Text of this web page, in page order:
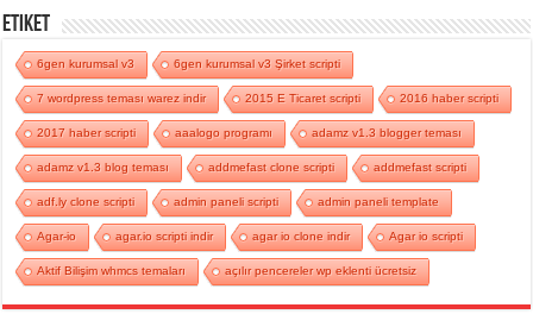
Etiket
6gen kurumsal v3 6gen kurumsal v3 Şirket scripti
7 wordpress teması warez indir 2015 E Ticaret scripti 2016 haber scripti
2017 haber scripti aaalogo programı adamz v1.3 blogger teması
adamz v1.3 blog teması addmefast clone scripti addmefast scripti
adf.ly clone scripti admin paneli scripti admin paneli template
Agar-io agar.io scripti indir agar io clone indir Agar io scripti
Aktif Bilişim whmcs temaları açılır pencereler wp eklenti ücretsiz